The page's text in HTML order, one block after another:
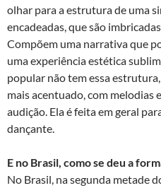
olhar para a estrutura de uma
encadeadas, que são
Compõem uma narrativa que
uma experiência estética
popular não tem essa
mais acentuado, com melodias
audição. Ela é feita em geral
dançante.
E no Brasil, como se deu a
No Brasil, na segunda metade